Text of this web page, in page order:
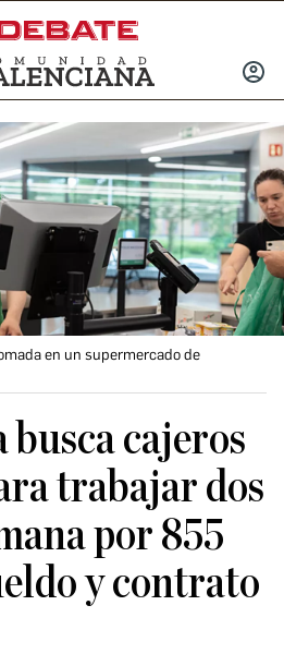
INICIAR
en un supermercado de
busca cajeros
trabajar dos
por 855
y contrato